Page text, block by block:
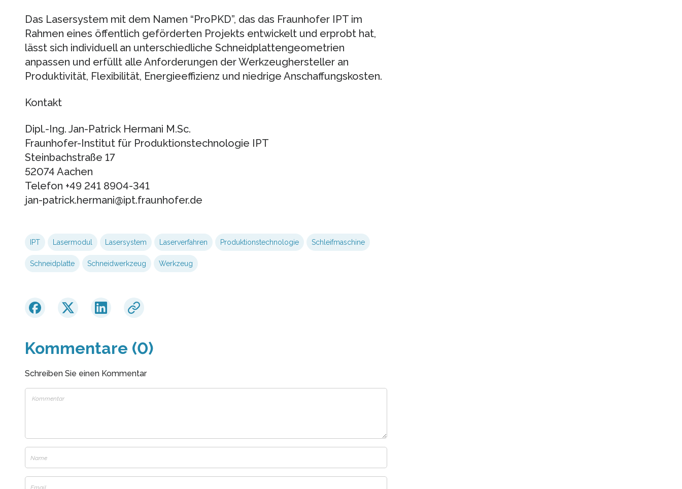
Das Lasersystem mit dem Namen “ProPKD”, das das Fraunhofer IPT im
Rahmen eines öffentlich geförderten Projekts entwickelt und erprobt hat,
lässt sich individuell an unterschiedliche Schneidplattengeometrien
anpassen und erfüllt alle Anforderungen der Werkzeughersteller an
Produktivität, Flexibilität, Energieeffizienz und niedrige Anschaffungskosten.
Kontakt
Dipl.-Ing. Jan-Patrick Hermani M.Sc.
Fraunhofer-Institut für Produktionstechnologie IPT
Steinbachstraße 17
52074 Aachen
Telefon +49 241 8904-341
jan-patrick.hermani@ipt.fraunhofer.de
IPT Lasermodul Lasersystem Laserverfahren Produktionstechnologie Schleifmaschine
Schneidplatte Schneidwerkzeug Werkzeug
Kommentare (0)
Schreiben Sie einen Kommentar